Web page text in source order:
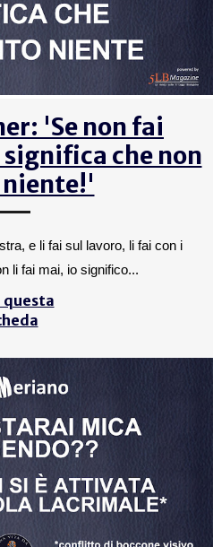
'Se non fai
che non
e li fai sul lavoro, li fai con i
li fai mai, io significo...
questa